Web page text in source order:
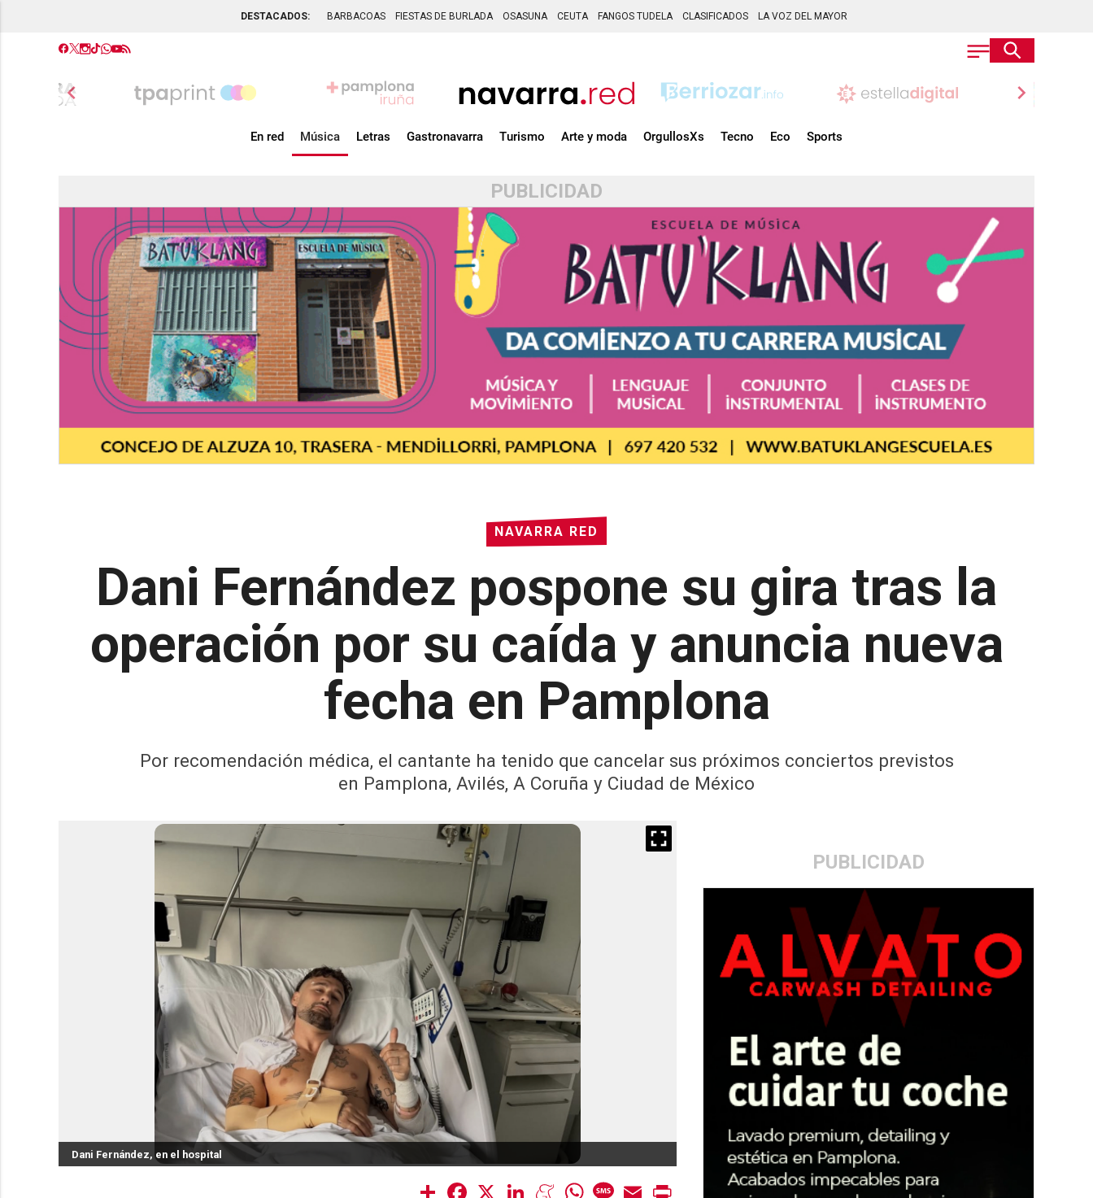
DESTACADOS: BARBACOAS FIESTAS DE BURLADA OSASUNA CEUTA FANGOS TUDELA CLASIFICADOS LA VOZ DEL MAYOR
chevron_left chevron_right
En red Música Letras Gastronavarra Turismo Arte y moda OrgullosXs Tecno Eco Sports
PUBLICIDAD
NAVARRA RED
Dani Fernández pospone su gira tras la
operación por su caída y anuncia nueva
fecha en Pamplona
Por recomendación médica, el cantante ha tenido que cancelar sus próximos conciertos previstos
en Pamplona, Avilés, A Coruña y Ciudad de México
PUBLICIDAD
Dani Fernández, en el hospital FECHAS GIRA
Share Facebook LinkedInMeneameWhatsAppMessage
Email